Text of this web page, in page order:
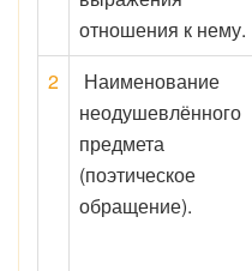
отношения к нему.
2
Наименование
неодушевлённого
предмета
(поэтическое
обращение).